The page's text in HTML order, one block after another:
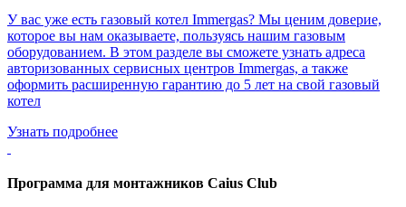
У вас уже есть газовый котел Immergas? Мы ценим доверие,
которое вы нам оказываете, пользуясь нашим газовым
оборудованием. В этом разделе вы сможете узнать адреса
авторизованных сервисных центров Immergas, а также
оформить расширенную гарантию до 5 лет на свой газовый
котел
Узнать подробнее
Программа для монтажников Caius Club